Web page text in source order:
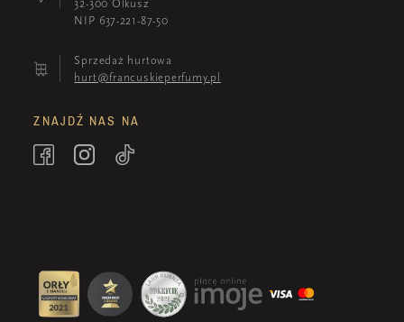
32-300 Olkusz
NIP 637-221-87-50
Sprzedaż hurtowa
hurt@francuskieperfumy.pl
ZNAJDŹ NAS NA